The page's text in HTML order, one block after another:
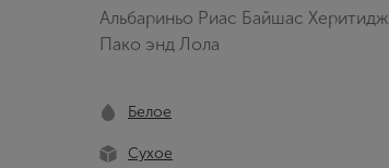
Альбариньо Риас Байшас Херитидж
Пако энд Лола
Белое
Сухое